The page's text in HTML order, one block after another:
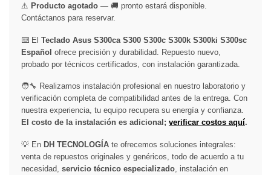
⚠️ Producto agotado — 🚚 pronto estará disponible.
Contáctanos para reservar.
⌨️ El Teclado Asus S300ca S300 S300c S300k S300ki S300sc
Español ofrece precisión y durabilidad. Repuesto nuevo,
probado por técnicos certificados, con instalación garantizada.
🧑‍🔧 Realizamos instalación profesional en nuestro laboratorio y
verificación completa de compatibilidad antes de la entrega. Con
nuestra experiencia, tu equipo recupera su energía y confianza.
El costo de la instalación es adicional; verificar costos aquí.
💡 En DH TECNOLOGÍA te ofrecemos soluciones integrales:
venta de repuestos originales y genéricos, todo de acuerdo a tu
necesidad, servicio técnico especializado , instalación en